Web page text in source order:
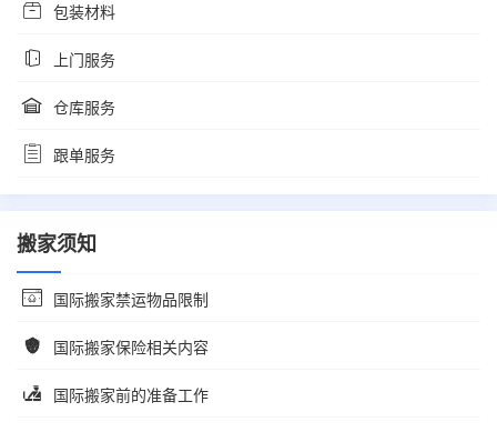
包装材料
上门服务
仓库服务
跟单服务
搬家须知
国际搬家禁运物品限制
国际搬家保险相关内容
国际搬家前的准备工作